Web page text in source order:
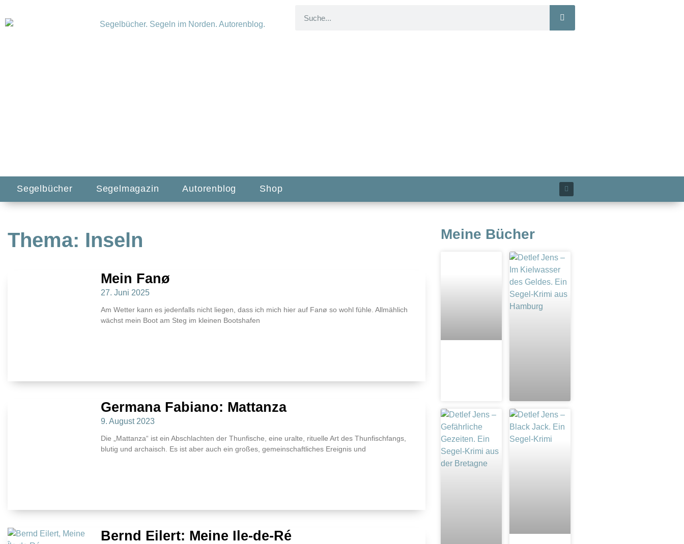
Segelbücher Segelmagazin Autorenblog Shop
Thema: Inseln
Mein Fanø
27. Juni 2025
Am Wetter kann es jedenfalls nicht liegen, dass ich mich hier auf Fanø so wohl fühle. Allmählich
wächst mein Boot am Steg im kleinen Bootshafen
Germana Fabiano: Mattanza
9. August 2023
Die „Mattanza“ ist ein Abschlachten der Thunfische, eine uralte, rituelle Art des Thunfischfangs,
blutig und archaisch. Es ist aber auch ein großes, gemeinschaftliches Ereignis und
Bernd Eilert: Meine Ile-de-Ré
Meine Bücher